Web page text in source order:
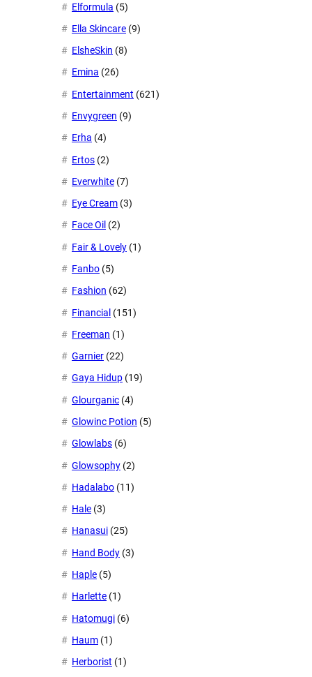
Elformula (5)
Ella Skincare (9)
ElsheSkin (8)
Emina (26)
Entertainment (621)
Envygreen (9)
Erha (4)
Ertos (2)
Everwhite (7)
Eye Cream (3)
Face Oil (2)
Fair & Lovely (1)
Fanbo (5)
Fashion (62)
Financial (151)
Freeman (1)
Garnier (22)
Gaya Hidup (19)
Glourganic (4)
Glowinc Potion (5)
Glowlabs (6)
Glowsophy (2)
Hadalabo (11)
Hale (3)
Hanasui (25)
Hand Body (3)
Haple (5)
Harlette (1)
Hatomugi (6)
Haum (1)
Herborist (1)